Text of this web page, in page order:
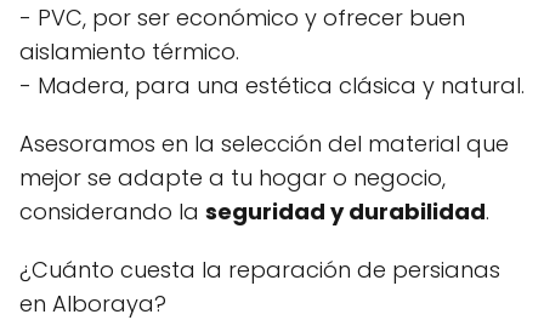
- PVC, por ser económico y ofrecer buen
aislamiento térmico.
- Madera, para una estética clásica y natural.
Asesoramos en la selección del material que
mejor se adapte a tu hogar o negocio,
considerando la seguridad y durabilidad.
¿Cuánto cuesta la reparación de persianas
en Alboraya?